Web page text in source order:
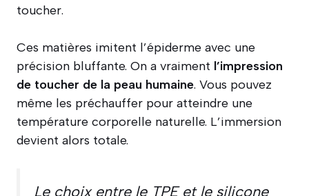
toucher.
Ces matières imitent l’épiderme avec une
précision bluffante. On a vraiment l’impression
de toucher de la peau humaine. Vous pouvez
même les préchauffer pour atteindre une
température corporelle naturelle. L’immersion
devient alors totale.
Le choix entre le TPE et le silicone